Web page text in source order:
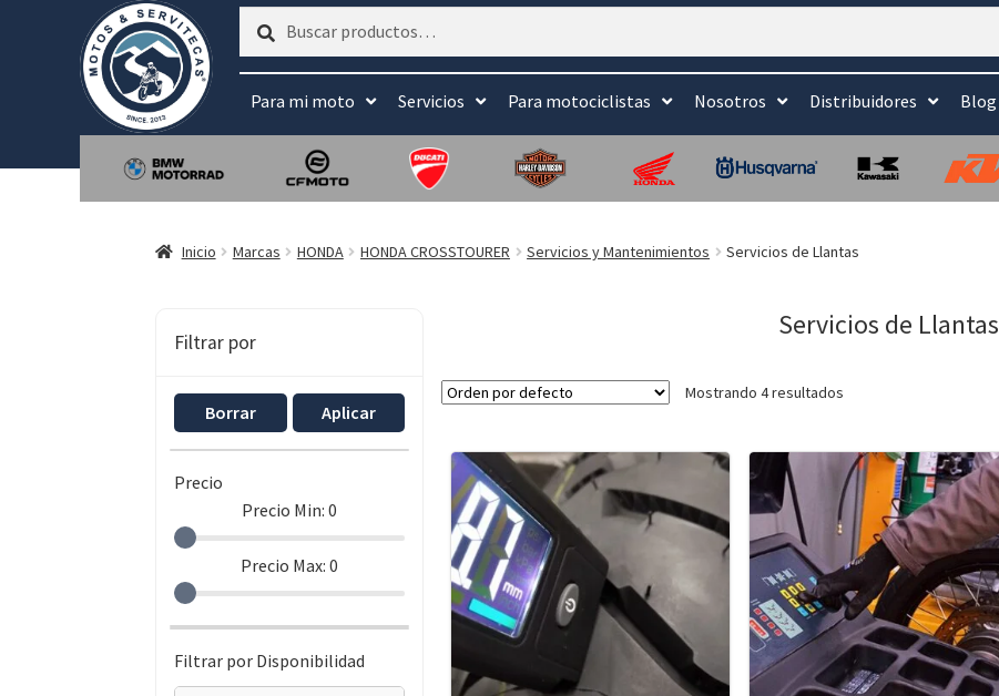
Buscar
Buscar
Para mi moto Servicios Para motociclistas Nosotros Distribuidores Blog
Inicio Marcas HONDA HONDA CROSSTOURER Servicios y Mantenimientos Servicios de Llantas
Filtrar por
Borrar Aplicar
Precio
Precio Min:0
Precio Max:0
Filtrar por Disponibilidad
Servicios de Llantas
Mostrando 4 resultados